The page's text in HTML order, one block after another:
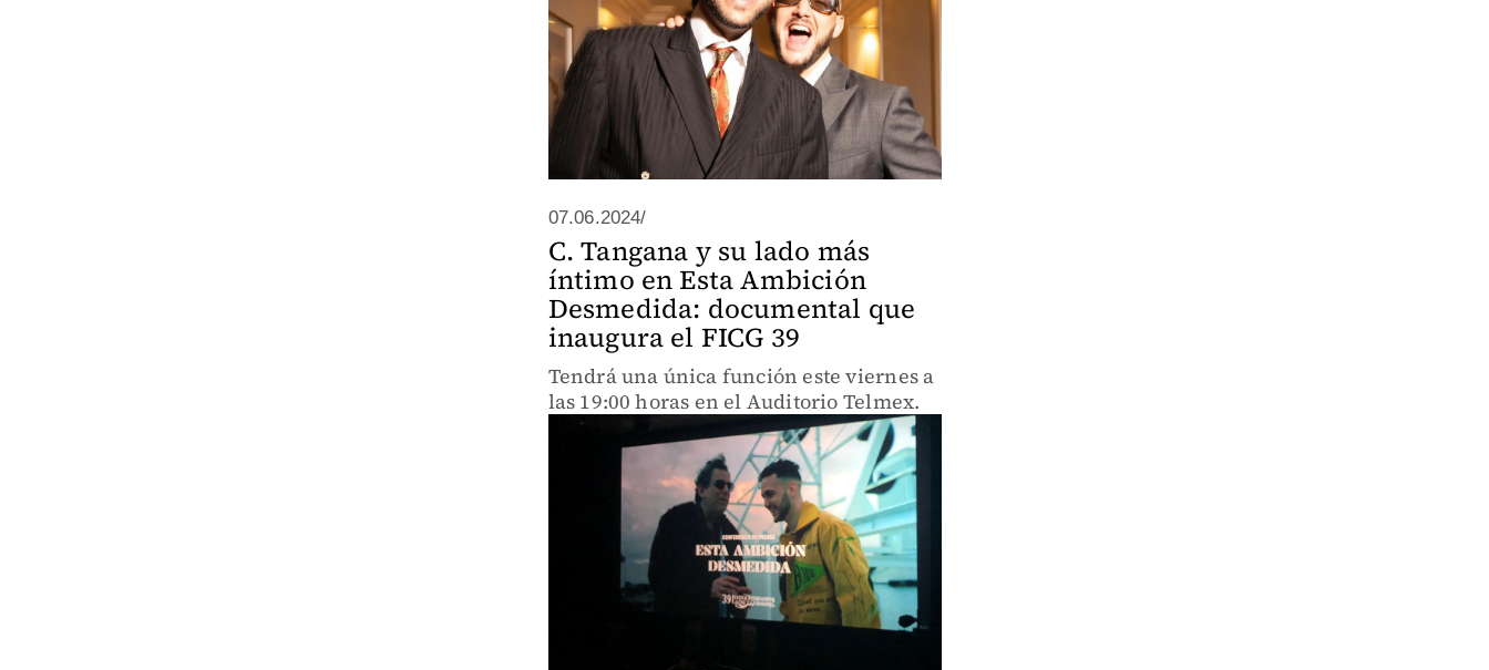
07.06.2024/
C. Tangana y su lado más
íntimo en Esta Ambición
Desmedida: documental que
inaugura el FICG 39
Tendrá una única función este viernes a
las 19:00 horas en el Auditorio Telmex.